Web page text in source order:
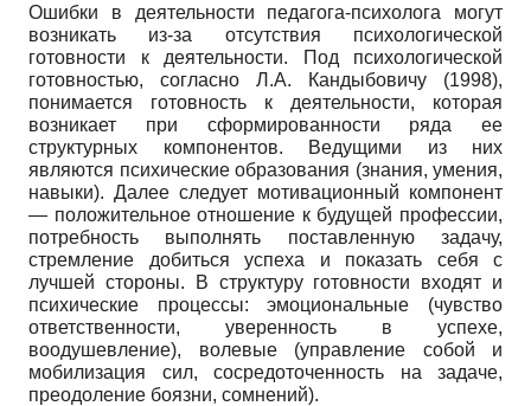
Ошибки в деятельности педагога-психолога могут
возникать из-за отсутствия психологической
готовности к деятельности. Под психологической
готовностью, согласно Л.А. Кандыбовичу (1998),
понимается готовность к деятельности, которая
возникает при сформированности ряда ее
структурных компонентов. Ведущими из них
являются психические образования (знания, умения,
навыки). Далее следует мотивационный компонент
— положительное отношение к будущей профессии,
потребность выполнять поставленную задачу,
стремление добиться успеха и показать себя с
лучшей стороны. В структуру готовности входят и
психические процессы: эмоциональные (чувство
ответственности, уверенность в успехе,
воодушевление), волевые (управление собой и
мобилизация сил, сосредоточенность на задаче,
преодоление боязни, сомнений).